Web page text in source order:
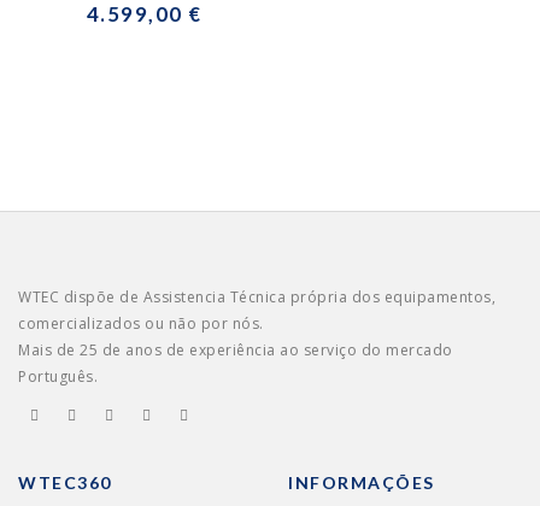
4.599,00 €
WTEC dispõe de Assistencia Técnica própria dos equipamentos,
comercializados ou não por nós.
Mais de 25 de anos de experiência ao serviço do mercado
Português.
WTEC360 INFORMAÇÕES